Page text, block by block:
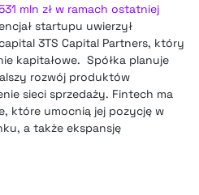
mln zł w ramach ostatniej
startupu uwierzył
3TS Capital Partners, który
kapitałowe. Spółka planuje
rozwój produktów
sieci sprzedaży. Fintech ma
które umocnią jej pozycję w
a także ekspansję